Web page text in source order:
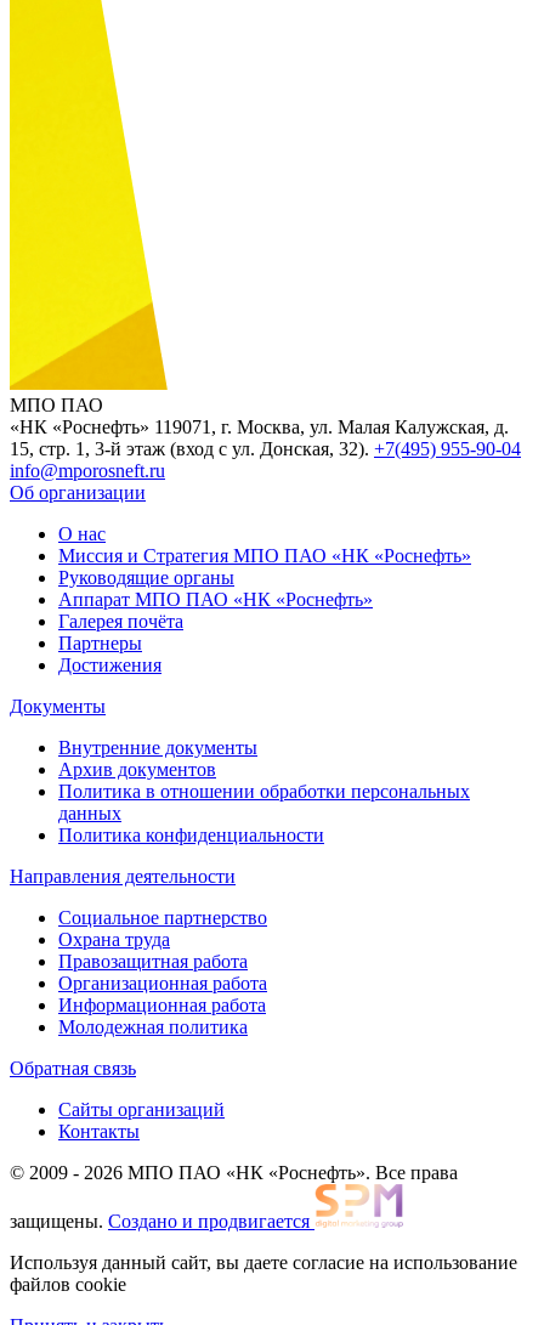
МПО ПАО
«НК «Роснефть» 119071, г. Москва, ул. Малая Калужская, д.
15, стр. 1, 3-й этаж (вход с ул. Донская, 32). +7(495) 955-90-04
info@mporosneft.ru
Об организации
О нас
Миссия и Стратегия МПО ПАО «НК «Роснефть»
Руководящие органы
Аппарат МПО ПАО «НК «Роснефть»
Галерея почёта
Партнеры
Достижения
Документы
Внутренние документы
Архив документов
Политика в отношении обработки персональных
данных
Политика конфиденциальности
Направления деятельности
Социальное партнерство
Охрана труда
Правозащитная работа
Организационная работа
Информационная работа
Молодежная политика
Обратная связь
Сайты организаций
Контакты
© 2009 - 2026 МПО ПАО «НК «Роснефть». Все права
защищены. Создано и продвигается
Используя данный сайт, вы даете согласие на использование
файлов cookie